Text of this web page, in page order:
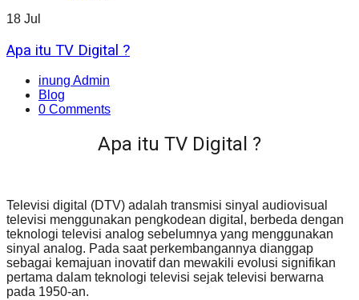
18 Jul
Apa itu TV Digital ?
inung Admin
Blog
0 Comments
Apa itu TV Digital ?
Televisi digital (DTV) adalah transmisi sinyal audiovisual
televisi menggunakan pengkodean digital, berbeda dengan
teknologi televisi analog sebelumnya yang menggunakan
sinyal analog. Pada saat perkembangannya dianggap
sebagai kemajuan inovatif dan mewakili evolusi signifikan
pertama dalam teknologi televisi sejak televisi berwarna
pada 1950-an.